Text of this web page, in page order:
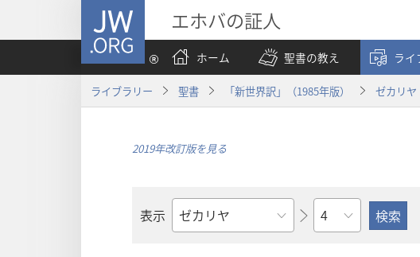
JW.ORG エホバの証人
ホーム
聖書の教え ライ
ライブラリー 聖書 「新世界訳」（1985年版） ゼカリヤ
2019年改訂版を見る
表示
聖
章